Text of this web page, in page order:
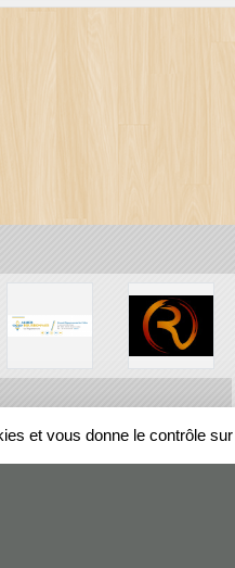
et vous donne le contrôle